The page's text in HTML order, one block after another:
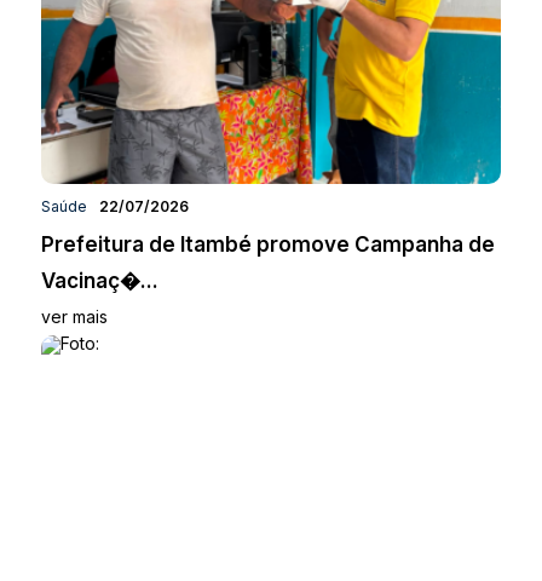
Saúde 22/07/2026
Prefeitura de Itambé promove Campanha de
Vacinaç�...
ver mais